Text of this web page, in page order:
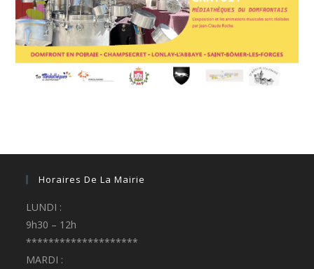
Horaires De La Mairie
LUNDI :
9h30 – 12h
********************
MARDI :